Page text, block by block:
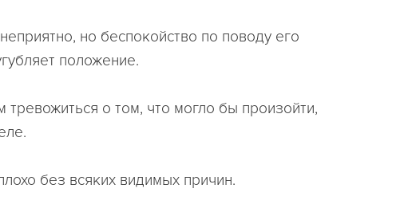
но беспокойство по поводу его
положение.
тревожиться о том, что могло бы произойти,
без всяких видимых причин.